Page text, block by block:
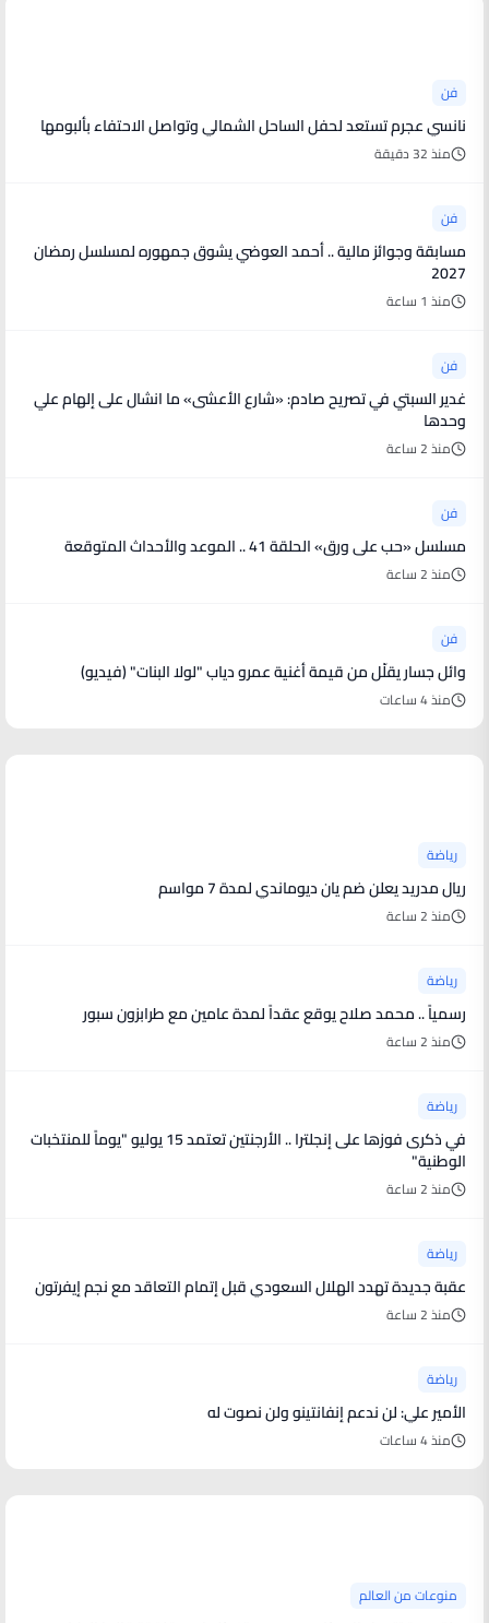
فن
نانسي عجرم تستعد لحفل الساحل الشمالي وتواصل الاحتفاء بألبومها
منذ 32 دقيقة
فن
مسابقة وجوائز مالية .. أحمد العوضي يشوق جمهوره لمسلسل رمضان
2027
منذ 1 ساعة
فن
غدير السبتي في تصريح صادم: «شارع الأعشى» ما انشال على إلهام علي
وحدها
منذ 2 ساعة
فن
مسلسل «حب على ورق» الحلقة 41 .. الموعد والأحداث المتوقعة
منذ 2 ساعة
فن
وائل جسار يقلّل من قيمة أغنية عمرو دياب "لولا البنات" (فيديو)
منذ 4 ساعات
رياضة
ريال مدريد يعلن ضم يان ديوماندي لمدة 7 مواسم
منذ 2 ساعة
رياضة
رسمياً .. محمد صلاح يوقع عقداً لمدة عامين مع طرابزون سبور
منذ 2 ساعة
رياضة
في ذكرى فوزها على إنجلترا .. الأرجنتين تعتمد 15 يوليو "يوماً للمنتخبات
الوطنية"
منذ 2 ساعة
رياضة
عقبة جديدة تهدد الهلال السعودي قبل إتمام التعاقد مع نجم إيفرتون
منذ 2 ساعة
رياضة
الأمير علي: لن ندعم إنفانتينو ولن نصوت له
منذ 4 ساعات
منوعات من العالم